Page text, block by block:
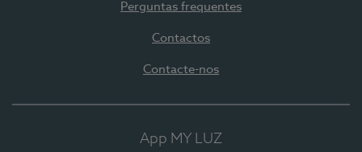
Perguntas frequentes
Contactos
Contacte-nos
App MY LUZ